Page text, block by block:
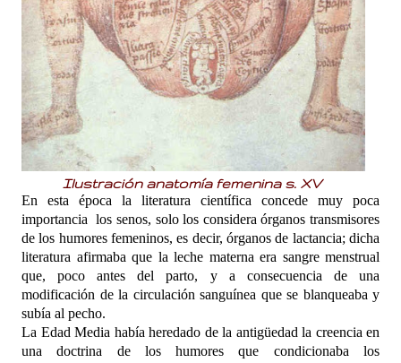
Ilustración anatomía femenina s. XV
En esta época la literatura científica concede muy poca
importancia los senos, solo los considera órganos transmisores
de los humores femeninos, es decir, órganos de lactancia; dicha
literatura afirmaba que la leche materna era sangre menstrual
que, poco antes del parto, y a consecuencia de una
modificación de la circulación sanguínea que se blanqueaba y
subía al pecho.
La Edad Media había heredado de la antigüedad la creencia en
una doctrina de los humores que condicionaba los